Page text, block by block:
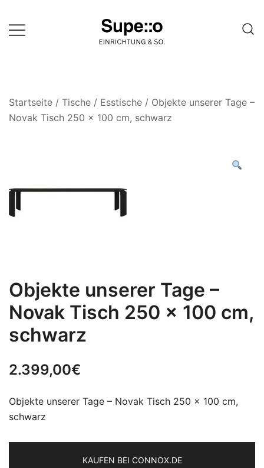
zum
Inhalt
einer Website
Startseite / Tische / Esstische / Objekte unserer Tage –
Novak Tisch 250 x 100 cm, schwarz
Objekte unserer Tage –
Novak Tisch 250 x 100 cm,
schwarz
2.399,00€
Objekte unserer Tage – Novak Tisch 250 x 100 cm,
schwarz
KAUFEN BEI CONNOX.DE